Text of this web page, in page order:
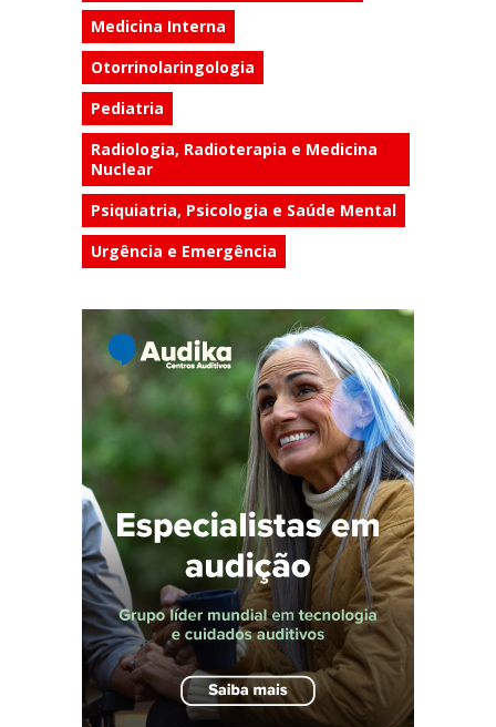
Medicina Interna
Otorrinolaringologia
Pediatria
Radiologia, Radioterapia e Medicina
Nuclear
Psiquiatria, Psicologia e Saúde Mental
Urgência e Emergência